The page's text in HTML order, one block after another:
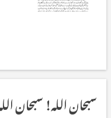
سبحان اللہ! سبحان